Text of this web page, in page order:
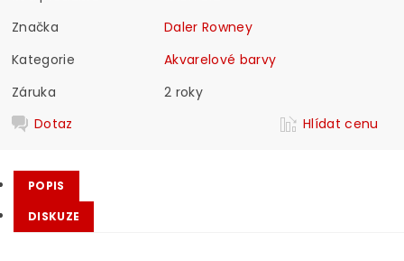
Značka
Daler Rowney
Kategorie
Akvarelové barvy
Záruka
2 roky
Dotaz
Hlídat cenu
POPIS
DISKUZE